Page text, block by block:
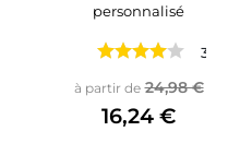
personnalisé
3 avis
à partir de Prix de base
24,98 €Prix
16,24 €